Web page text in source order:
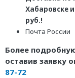
Хабаровске
руб.!
Почта России
Более
оставив заявку
87-72